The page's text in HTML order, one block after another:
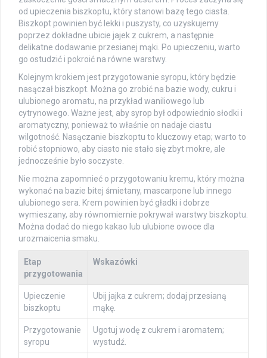
od upieczenia biszkoptu, który stanowi bazę tego ciasta.
Biszkopt powinien być lekki i puszysty, co uzyskujemy
poprzez dokładne ubicie jajek z cukrem, a następnie
delikatne dodawanie przesianej mąki. Po upieczeniu, warto
go ostudzić i pokroić na równe warstwy.
Kolejnym krokiem jest przygotowanie syropu, który będzie
nasączał biszkopt. Można go zrobić na bazie wody, cukru i
ulubionego aromatu, na przykład waniliowego lub
cytrynowego. Ważne jest, aby syrop był odpowiednio słodki i
aromatyczny, ponieważ to właśnie on nadaje ciastu
wilgotność. Nasączanie biszkoptu to kluczowy etap; warto to
robić stopniowo, aby ciasto nie stało się zbyt mokre, ale
jednocześnie było soczyste.
Nie można zapomnieć o przygotowaniu kremu, który można
wykonać na bazie bitej śmietany, mascarpone lub innego
ulubionego sera. Krem powinien być gładki i dobrze
wymieszany, aby równomiernie pokrywał warstwy biszkoptu.
Można dodać do niego kakao lub ulubione owoce dla
urozmaicenia smaku.
Etap
przygotowania
Wskazówki
Upieczenie
biszkoptu
Ubij jajka z cukrem; dodaj przesianą
mąkę.
Przygotowanie
syropu
Ugotuj wodę z cukrem i aromatem;
wystudź.